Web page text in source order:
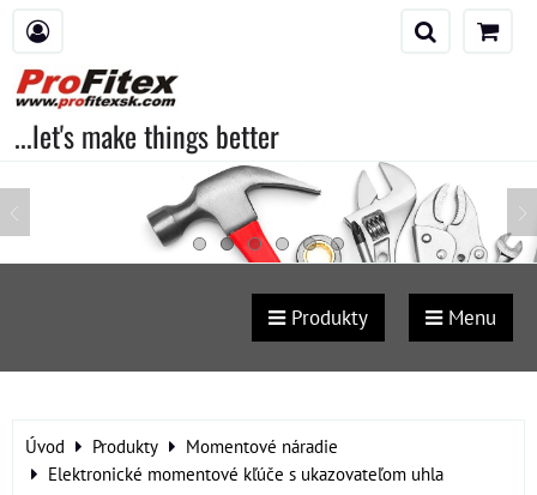
...let's make things better
Produkty Menu
Úvod Produkty
Momentové náradie
Elektronické momentové kľúče s ukazovateľom uhla